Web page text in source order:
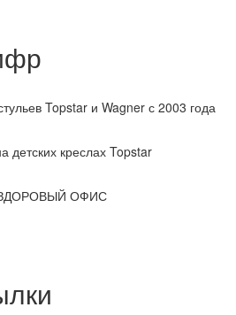
Topstar и Wagner с 2003 года
детских креслах Topstar
ЗДОРОВЫЙ ОФИС